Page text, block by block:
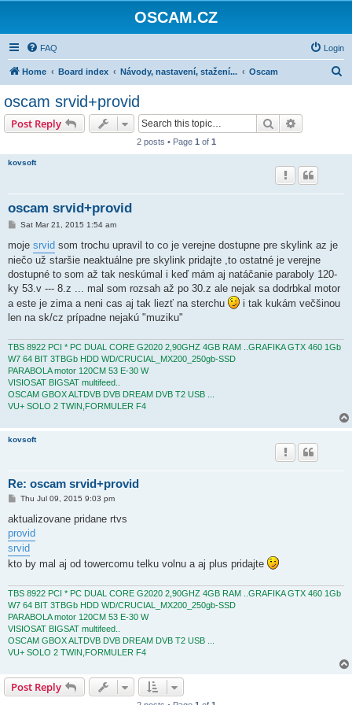
OSCAM.CZ
FAQ Login
Home Board index Návody, nastavení, stažení... Oscam
oscam srvid+provid
Post Reply Search
2 posts • Page 1 of 1
kovsoft
oscam srvid+provid
P
s
Sat Mar 21, 2015 1:54 am
moje srvid som trochu upravil to co je verejne dostupne pre skylink az je
niečo už staršie neaktuálne pre skylink pridajte ,to ostatné je verejne
dostupné to som až tak neskúmal i keď mám aj natáčanie paraboly 120-
ky 53.v --- 8.z ... mal som rozsah až po 30.z ale nejak sa dodrbkal motor
a este je zima a neni cas aj tak liezť na sterchu
i tak kukám večšinou
len na sk/cz prípadne nejakú "muziku"
TBS 8922 PCI * PC DUAL CORE G2020 2,90GHZ 4GB RAM ..GRAFIKA GTX 460 1Gb
W7 64 BIT 3TBGb HDD WD/CRUCIAL_MX200_250gb-SSD
PARABOLA motor 120CM 53 E-30 W
VISIOSAT BIGSAT multifeed..
OSCAM GBOX ALTDVB DVB DREAM DVB T2 USB ...
VU+ SOLO 2 TWIN,FORMULER F4
kovsoft
Re: oscam srvid+provid
P
s
Thu Jul 09, 2015 9:03 pm
aktualizovane pridane rtvs
provid
srvid
kto by mal aj od towercomu telku volnu a aj plus pridajte
TBS 8922 PCI * PC DUAL CORE G2020 2,90GHZ 4GB RAM ..GRAFIKA GTX 460 1Gb
W7 64 BIT 3TBGb HDD WD/CRUCIAL_MX200_250gb-SSD
PARABOLA motor 120CM 53 E-30 W
VISIOSAT BIGSAT multifeed..
OSCAM GBOX ALTDVB DVB DREAM DVB T2 USB ...
VU+ SOLO 2 TWIN,FORMULER F4
Post Reply